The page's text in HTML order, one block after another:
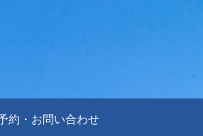
約・お問い合わせ